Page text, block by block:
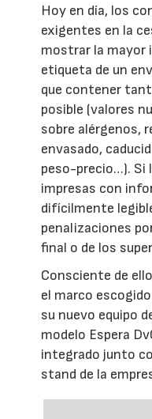
Hoy en día, los
exigentes en la
mostrar la mayor
etiqueta de un
que contener
posible (valores
sobre alérgenos,
envasado,
peso-precio…). Si
impresas con
difícilmente
penalizaciones
final o de los
Consciente de
el marco
su nuevo equipo
modelo Espera
integrado junto
stand de la